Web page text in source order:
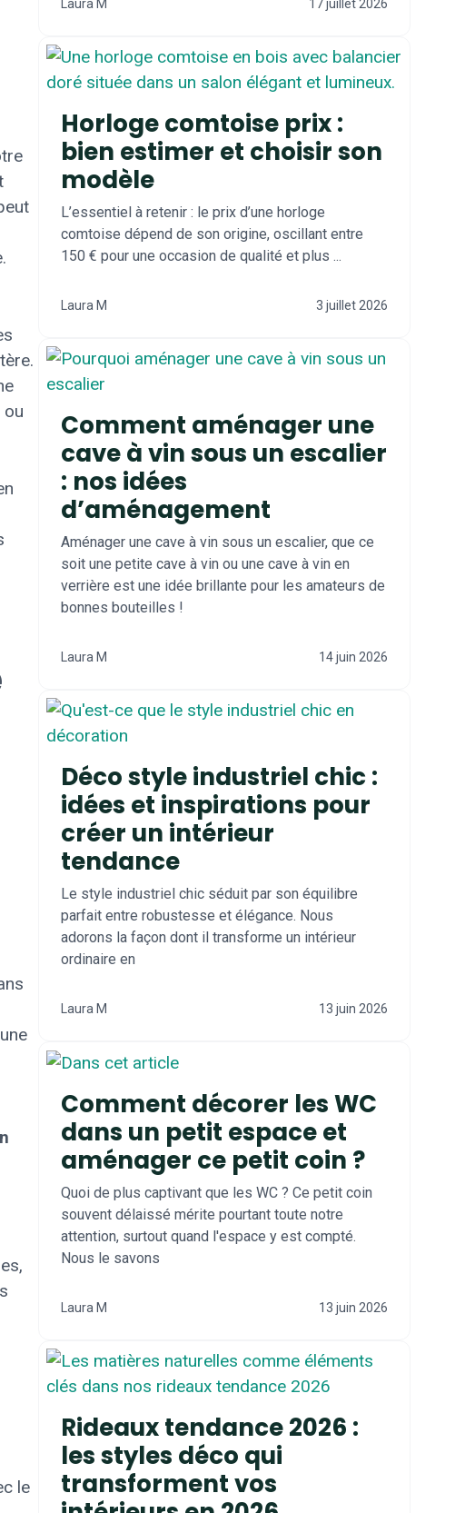
le
Laura M 17 juillet 2026
Horloge comtoise prix :
bien estimer et choisir son
modèle
L’essentiel à retenir : le prix d’une horloge
comtoise dépend de son origine, oscillant entre
150 € pour une occasion de qualité et plus ...
Laura M 3 juillet 2026
Comment aménager une
cave à vin sous un escalier
: nos idées
d’aménagement
Aménager une cave à vin sous un escalier, que ce
soit une petite cave à vin ou une cave à vin en
verrière est une idée brillante pour les amateurs de
bonnes bouteilles !
Laura M 14 juin 2026
Déco style industriel chic :
idées et inspirations pour
créer un intérieur
tendance
Le style industriel chic séduit par son équilibre
parfait entre robustesse et élégance. Nous
adorons la façon dont il transforme un intérieur
ordinaire en
Laura M 13 juin 2026
Comment décorer les WC
dans un petit espace et
aménager ce petit coin ?
Quoi de plus captivant que les WC ? Ce petit coin
souvent délaissé mérite pourtant toute notre
attention, surtout quand l'espace y est compté.
Nous le savons
Laura M 13 juin 2026
Rideaux tendance 2026 :
les styles déco qui
transforment vos